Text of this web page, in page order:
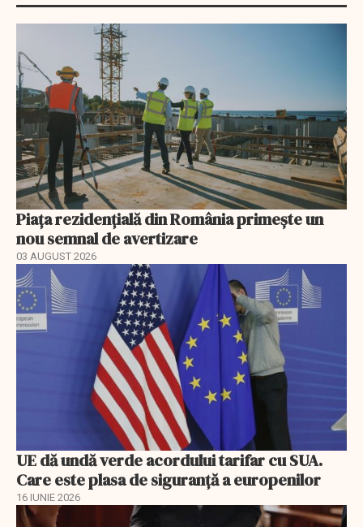
Piața rezidențială din România primește un
nou semnal de avertizare
03 AUGUST 2026
UE dă undă verde acordului tarifar cu SUA.
Care este plasa de siguranță a europenilor
16 IUNIE 2026